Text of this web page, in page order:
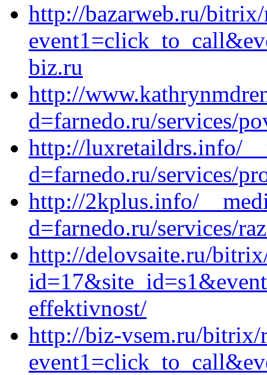
http://bazarweb.ru/
biz.ru
http://
d=farnedo.ru/services/
http://luxretaildrs.info/
d=farnedo.ru/services/
http://2kplus.info/
d=farnedo.ru/services/
http://delovsaite.ru/
effektivnost/
http://biz-vsem.ru/bitrix/